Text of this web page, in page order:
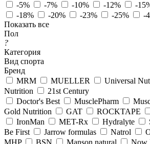
-5%
-7% -10% -12%
-
-18%
-20% -23% -25%
-
Показать все
Пол
?
Категория
Вид спорта
Бренд
MRM
MUELLER Universal
Nutrition
21st Century
Doctor's Best
MusclePharm
Gold Nutrition
GAT ROCKTAPE
IronMan
MET-Rx Hydralyte
Be First
Jarrow formulas Natrol